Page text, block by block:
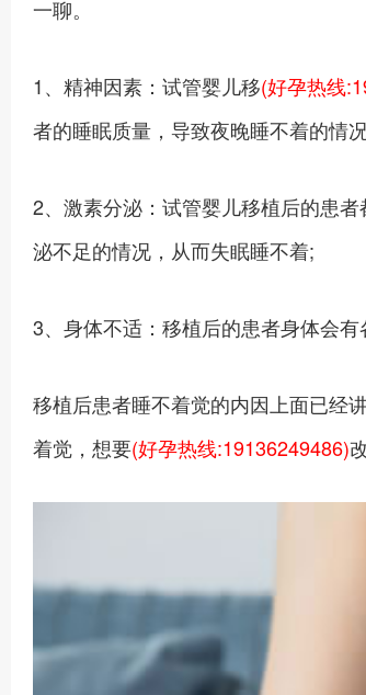
一聊。
1、精神因素：试管婴儿移(好孕热线
者的睡眠质量，导致夜晚睡不着的情
2、激素分泌：试管婴儿移植后的患
泌不足的情况，从而失眠睡不着;
3、身体不适：移植后的患者身体会
移植后患者睡不着觉的内因上面已经
着觉，想要(好孕热线:19136249486)